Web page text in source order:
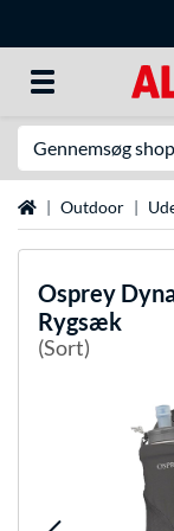
StartsideOutdoor
Osprey
Rygsæk
(Sort)